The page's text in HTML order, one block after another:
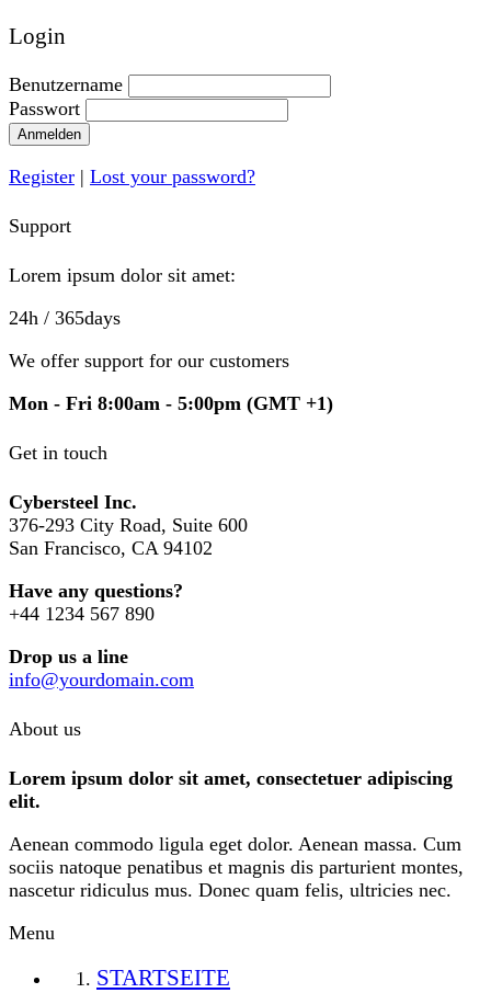
Login
Benutzername
Passwort
Anmelden
Register | Lost your password?
Support
Lorem ipsum dolor sit amet:
24h / 365days
We offer support for our customers
Mon - Fri 8:00am - 5:00pm (GMT +1)
Get in touch
Cybersteel Inc.
376-293 City Road, Suite 600
San Francisco, CA 94102
Have any questions?
+44 1234 567 890
Drop us a line
info@yourdomain.com
About us
Lorem ipsum dolor sit amet, consectetuer adipiscing
elit.
Aenean commodo ligula eget dolor. Aenean massa. Cum
sociis natoque penatibus et magnis dis parturient montes,
nascetur ridiculus mus. Donec quam felis, ultricies nec.
Menu
STARTSEITE